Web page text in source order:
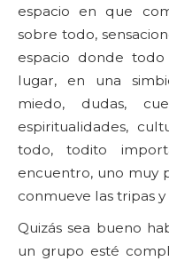
espacio en que
sobre todo,
espacio donde
lugar, en una
miedo, dudas,
espiritualidades,
todo, todito
encuentro, uno muy
conmueve las tripas
Quizás sea bueno
un grupo esté